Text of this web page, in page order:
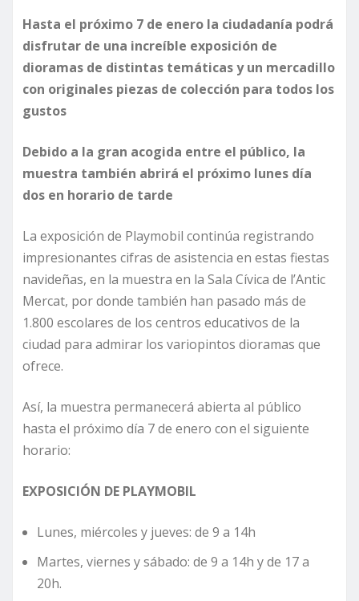
Hasta el próximo 7 de enero la ciudadanía podrá
disfrutar de una increíble exposición de
dioramas de distintas temáticas y un mercadillo
con originales piezas de colección para todos los
gustos
Debido a la gran acogida entre el público, la
muestra también abrirá el próximo lunes día
dos en horario de tarde
La exposición de Playmobil continúa registrando
impresionantes cifras de asistencia en estas fiestas
navideñas, en la muestra en la Sala Cívica de l’Antic
Mercat, por donde también han pasado más de
1.800 escolares de los centros educativos de la
ciudad para admirar los variopintos dioramas que
ofrece.
Así, la muestra permanecerá abierta al público
hasta el próximo día 7 de enero con el siguiente
horario:
EXPOSICIÓN DE PLAYMOBIL
Lunes, miércoles y jueves: de 9 a 14h
Martes, viernes y sábado: de 9 a 14h y de 17 a
20h.